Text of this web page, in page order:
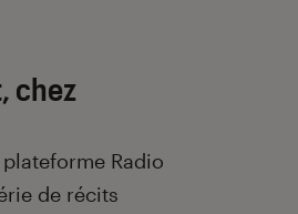
, chez
Radio
de récits